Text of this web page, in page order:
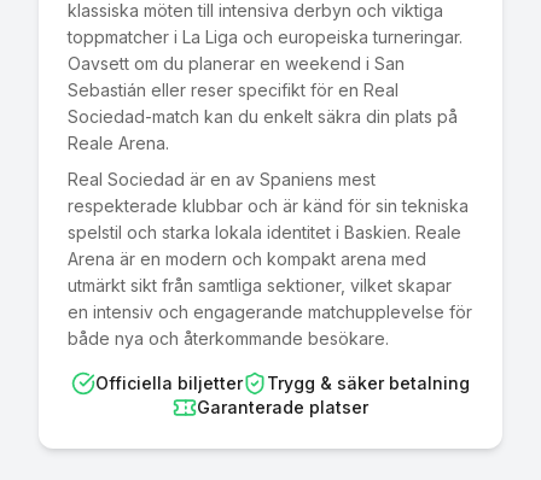
klassiska möten till intensiva derbyn och viktiga
toppmatcher i La Liga och europeiska turneringar.
Oavsett om du planerar en weekend i San
Sebastián eller reser specifikt för en Real
Sociedad-match kan du enkelt säkra din plats på
Reale Arena.
Real Sociedad är en av Spaniens mest
respekterade klubbar och är känd för sin tekniska
spelstil och starka lokala identitet i Baskien. Reale
Arena är en modern och kompakt arena med
utmärkt sikt från samtliga sektioner, vilket skapar
en intensiv och engagerande matchupplevelse för
både nya och återkommande besökare.
Officiella biljetter
Trygg & säker betalning
Garanterade platser